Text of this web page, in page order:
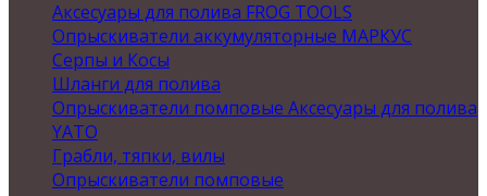
Аксесуары для полива FROG TOOLS
Опрыскиватели аккумуляторные МАРКУС
Серпы и Косы
Шланги для полива
Опрыскиватели помповые Аксесуары для полива
YATO
Грабли, тяпки, вилы
Опрыскиватели помповые